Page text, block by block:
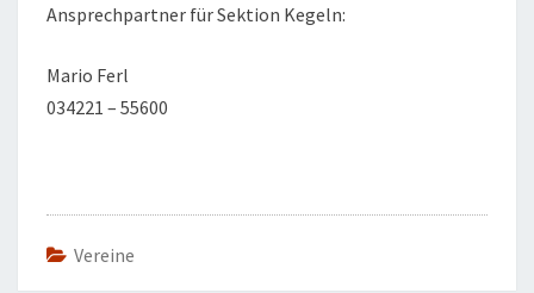
Ansprechpartner für Sektion Kegeln:
Mario Ferl
034221 – 55600
Vereine